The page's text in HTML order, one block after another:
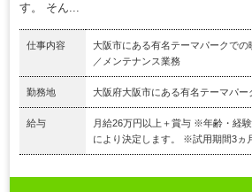
す。 そん...
仕事内容
大阪市にある有名テーマパークで
／メンテナンス業務
勤務地 大阪府大阪市にある有名テーマパー
給与
月給26万円以上＋賞与 ※年齢・経
により決定します。 ※試用期間3ヵ